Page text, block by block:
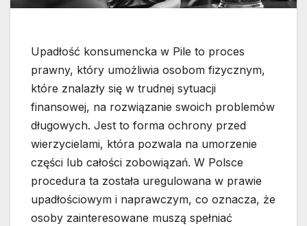
Upadłość konsumencka w Pile to proces
prawny, który umożliwia osobom fizycznym,
które znalazły się w trudnej sytuacji
finansowej, na rozwiązanie swoich problemów
długowych. Jest to forma ochrony przed
wierzycielami, która pozwala na umorzenie
części lub całości zobowiązań. W Polsce
procedura ta została uregulowana w prawie
upadłościowym i naprawczym, co oznacza, że
osoby zainteresowane muszą spełniać